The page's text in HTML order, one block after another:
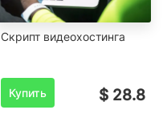
Скрипт видеохостинга
Купить $ 28.8